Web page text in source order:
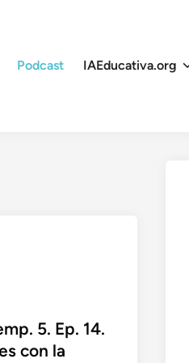
Podcast IAEducativa.org
5. Ep. 14.
con la